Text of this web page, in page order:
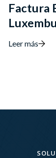
Factura
Leer más